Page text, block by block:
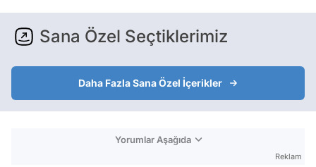
Sana Özel Seçtiklerimiz
Daha Fazla Sana Özel İçerikler
Yorumlar Aşağıda
Reklam